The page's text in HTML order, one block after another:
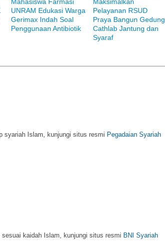
UNRAM Edukasi Warga
Gerimax Indah Soal
Penggunaan Antibiotik
Pelayanan RSUD
Praya Bangun Gedung
Cathlab Jantung dan
Syaraf
akses yang luas di Bank Muamalat
syariah Islam, kunjungi situs resmi
kaidah Islam, kunjungi situs resmi